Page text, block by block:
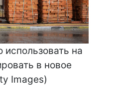
на
в новое
Images)